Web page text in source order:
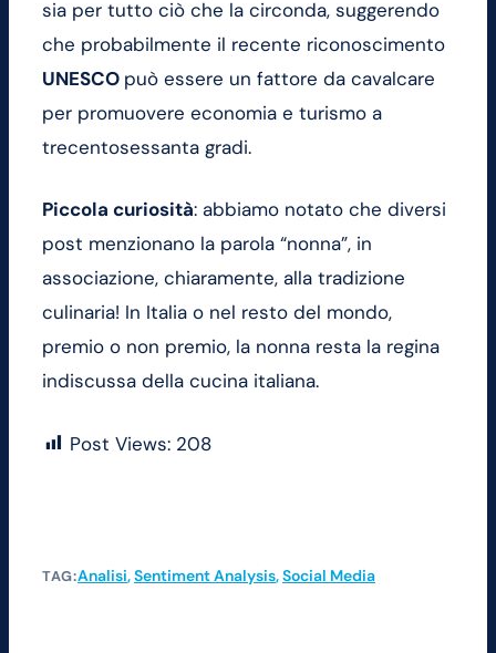
sia per tutto ciò che la circonda, suggerendo
che probabilmente il recente riconoscimento
UNESCO può essere un fattore da cavalcare
per promuovere economia e turismo a
trecentosessanta gradi.
Piccola curiosità: abbiamo notato che diversi
post menzionano la parola “nonna”, in
associazione, chiaramente, alla tradizione
culinaria! In Italia o nel resto del mondo,
premio o non premio, la nonna resta la regina
indiscussa della cucina italiana.
Post Views: 208
TAG:Analisi, Sentiment Analysis, Social Media